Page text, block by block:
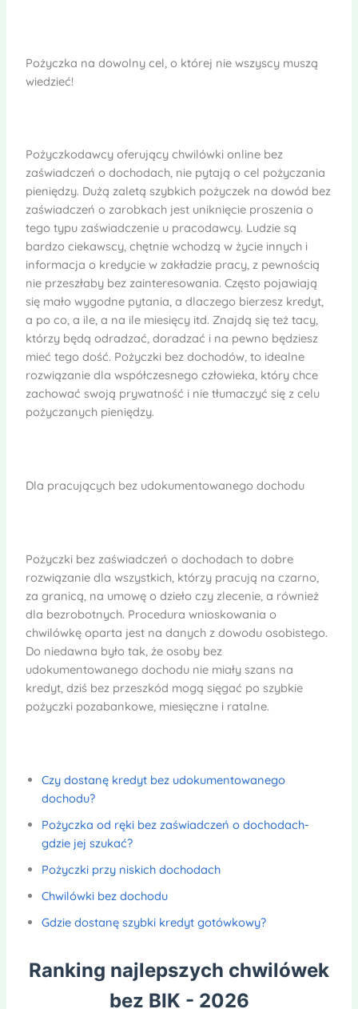
Pożyczka na dowolny cel, o której nie wszyscy muszą
wiedzieć!
Pożyczkodawcy oferujący chwilówki online bez
zaświadczeń o dochodach, nie pytają o cel pożyczania
pieniędzy. Dużą zaletą szybkich pożyczek na dowód bez
zaświadczeń o zarobkach jest uniknięcie proszenia o
tego typu zaświadczenie u pracodawcy. Ludzie są
bardzo ciekawscy, chętnie wchodzą w życie innych i
informacja o kredycie w zakładzie pracy, z pewnością
nie przeszłaby bez zainteresowania. Często pojawiają
się mało wygodne pytania, a dlaczego bierzesz kredyt,
a po co, a ile, a na ile miesięcy itd. Znajdą się też tacy,
którzy będą odradzać, doradzać i na pewno będziesz
mieć tego dość. Pożyczki bez dochodów, to idealne
rozwiązanie dla współczesnego człowieka, który chce
zachować swoją prywatność i nie tłumaczyć się z celu
pożyczanych pieniędzy.
Dla pracujących bez udokumentowanego dochodu
Pożyczki bez zaświadczeń o dochodach to dobre
rozwiązanie dla wszystkich, którzy pracują na czarno,
za granicą, na umowę o dzieło czy zlecenie, a również
dla bezrobotnych. Procedura wnioskowania o
chwilówkę oparta jest na danych z dowodu osobistego.
Do niedawna było tak, że osoby bez
udokumentowanego dochodu nie miały szans na
kredyt, dziś bez przeszkód mogą sięgać po szybkie
pożyczki pozabankowe, miesięczne i ratalne.
Czy dostanę kredyt bez udokumentowanego
dochodu?
Pożyczka od ręki bez zaświadczeń o dochodach-
gdzie jej szukać?
Pożyczki przy niskich dochodach
Chwilówki bez dochodu
Gdzie dostanę szybki kredyt gotówkowy?
Ranking najlepszych chwilówek
bez BIK - 2026